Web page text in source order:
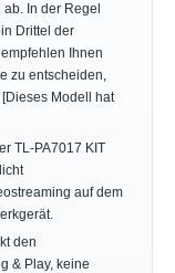
In der Regel
Drittel der
Ihnen
zu entscheiden,
Modell hat
TL-PA7017 KIT
auf dem
den
& Play, keine